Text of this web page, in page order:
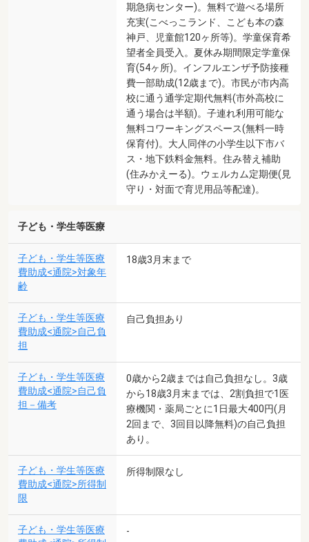
期急病センター)。無料で遊べる場所
充実(こべっこランド、こども本の森
神戸、児童館120ヶ所等)。学童保育希
望者全員受入。夏休み期間限定学童保
育(54ヶ所)。インフルエンザ予防接種
費一部助成(12歳まで)。市民が市内高
校に通う通学定期代無料(市外高校に
通う場合は半額)。子連れ利用可能な
無料コワーキングスペース(無料一時
保育付)。大人同伴の小学生以下市バ
ス・地下鉄料金無料。住み替え補助
(住みかえーる)。ウェルカム定期便(見
守り・対面で育児用品等配達)。
子ども・学生等医療
子ども・学生等医療
費助成<通院>対象年
齢
18歳3月末まで
子ども・学生等医療
費助成<通院>自己負
担
自己負担あり
子ども・学生等医療
費助成<通院>自己負
担－備考
0歳から2歳までは自己負担なし。3歳
から18歳3月末までは、2割負担で1医
療機関・薬局ごとに1日最大400円(月
2回まで、3回目以降無料)の自己負担
あり。
子ども・学生等医療
費助成<通院>所得制
限
所得制限なし
子ども・学生等医療
-